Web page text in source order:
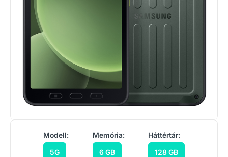
Modell:
5G
Memória:
6 GB
Háttértár:
128 GB